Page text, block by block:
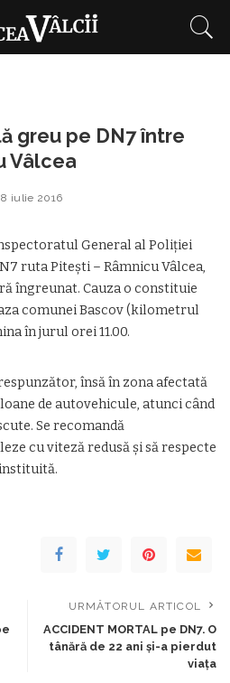
greu pe DN7 între
Vâlcea
8 iulie 2016
General al Poliţiei
ruta Pitești – Râmnicu Vâlcea,
îngreunat. Cauza o constituie
comunei Bascov (kilometrul
în jurul orei 11.00.
însă în zona afectată
de autovehicule, atunci când
Se recomandă
cu viteză redusă şi să respecte
URMĂTORUL ARTICOL
ACCIDENT MORTAL pe DN7. O
tânără de 22 ani şi-a pierdut
viaţa